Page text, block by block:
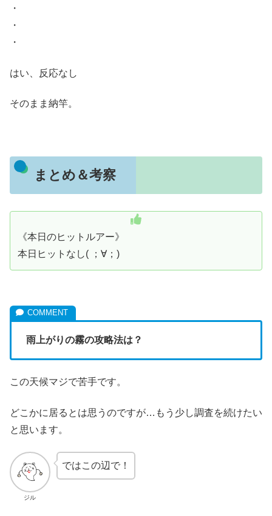
・
・
・
はい、反応なし
そのまま納竿。
まとめ＆考察
《本日のヒットルアー》
本日ヒットなし( ；∀；)
雨上がりの霧の攻略法は？
この天候マジで苦手です。
どこかに居るとは思うのですが…もう少し調査を続けたい
と思います。
ジル
ではこの辺で！